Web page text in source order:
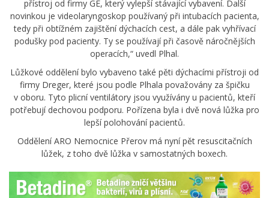
přístroj od firmy GE, který vylepší stávající vybavení. Další
novinkou je videolaryngoskop používaný při intubacích pacienta,
tedy při obtížném zajištění dýchacích cest, a dále pak vyhřívací
podušky pod pacienty. Ty se používají při časově náročnějších
operacích,“ uvedl Plhal.
Lůžkové oddělení bylo vybaveno také pěti dýchacími přístroji od
firmy Dreger, které jsou podle Plhala považovány za špičku
v oboru. Tyto plicní ventilátory jsou využívány u pacientů, kteří
potřebují dechovou podporu. Pořízena byla i dvě nová lůžka pro
lepší polohování pacientů.
Oddělení ARO Nemocnice Přerov má nyní pět resuscitačních
lůžek, z toho dvě lůžka v samostatných boxech.